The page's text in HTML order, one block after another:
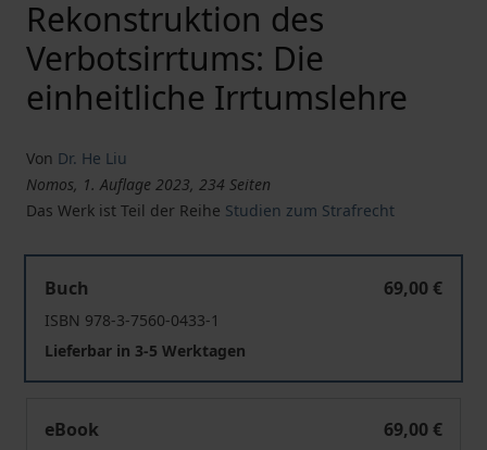
Rekonstruktion des
Verbotsirrtums: Die
einheitliche Irrtumslehre
Von Dr. He Liu
Nomos, 1. Auflage 2023, 234 Seiten
Das Werk ist Teil der Reihe Studien zum Strafrecht
Buch
69,00 €
ISBN 978-3-7560-0433-1
Lieferbar in 3-5 Werktagen
eBook
69,00 €